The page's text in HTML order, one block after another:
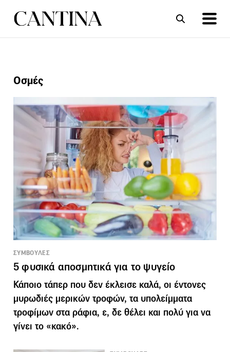
Οσμές
ΣΥΜΒΟΥΛΕΣ
5 φυσικά αποσμητικά για το ψυγείο
Κάποιο τάπερ που δεν έκλεισε καλά, οι έντονες
μυρωδιές μερικών τροφών, τα υπολείμματα
τροφίμων στα ράφια, ε, δε θέλει και πολύ για να
γίνει το «κακό».